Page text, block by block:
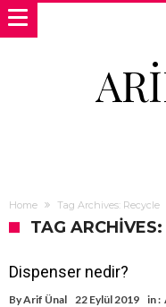
Home Tag Archives: Recycle
TAG ARCHIVES:
Dispenser nedir?
ByArif Ünal 22 Eylül 2019 in :